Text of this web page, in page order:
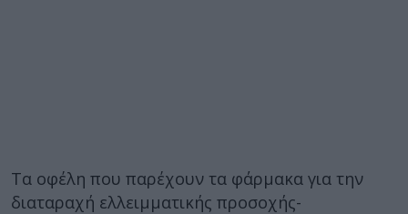
Τα οφέλη που παρέχουν τα φάρμακα για την
διαταραχή ελλειμματικής προσοχής-